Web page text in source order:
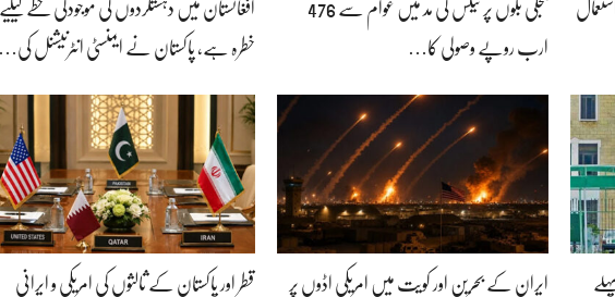
بجلی بلوں پر ٹیکس کی مد میں عوام سے 476
ارب روپے وصولی کا…
افغانستان میں دہشتگردوں کی موجودگی خطے کیلیے
خطرہ ہے، پاکستان نے ایمنسٹی انٹرنیشنل کی…
ایران کے بحرین اور کویت میں امریکی اڈوں پر قطر اور پاکستان کے ثالثوں کی امریکی و ایرانی